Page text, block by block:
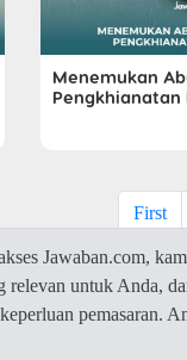
Menemukan
Pengkhianatan
First
Jawaban.com,
relevan untuk Anda,
pemasaran.